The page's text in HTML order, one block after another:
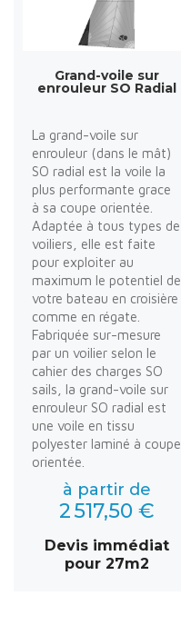
Grand-voile sur
enrouleur SO Radial
La grand-voile sur
enrouleur (dans le mât)
SO radial est la voile la
plus performante grace
à sa coupe orientée.
Adaptée à tous types de
voiliers, elle est faite
pour exploiter au
maximum le potentiel de
votre bateau en croisière
comme en régate.
Fabriquée sur-mesure
par un voilier selon le
cahier des charges SO
sails, la grand-voile sur
enrouleur SO radial est
une voile en tissu
polyester laminé à coupe
orientée.
à partir de
2 517,50 €
Devis immédiat
pour 27m2